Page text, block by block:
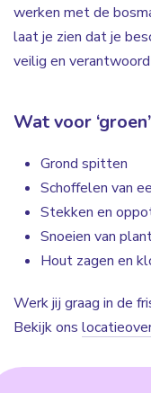
werken met de
laat je zien dat je
veilig en
Wat voor
Grond spitten
Schoffelen van
Stekken en
Snoeien van
Hout zagen en
Werk jij graag in de
Bekijk ons